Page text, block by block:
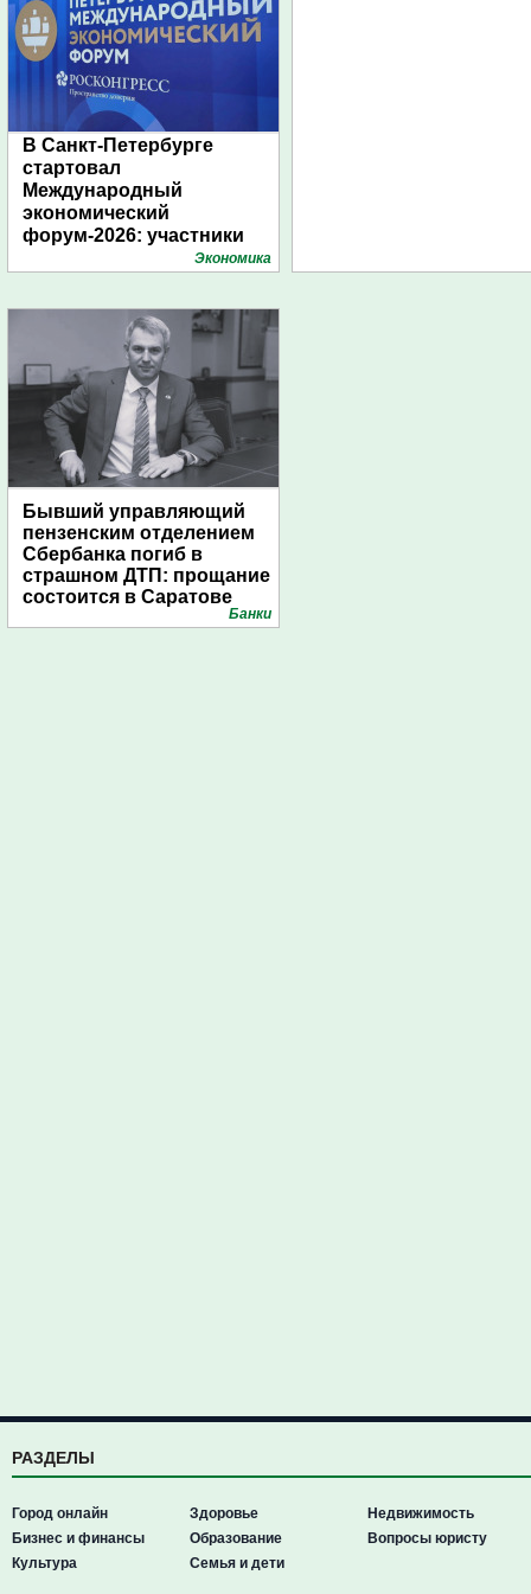
В Санкт-Петербурге
стартовал
Международный
экономический
форум-2026: участники
подготовили креативные
Экономика
Бывший управляющий
пензенским отделением
Сбербанка погиб в
страшном ДТП: прощание
состоится в Саратове
Банки
РАЗДЕЛЫ
Город онлайн
Бизнес и финансы
Культура
Здоровье
Образование
Семья и дети
Недвижимость
Вопросы юристу